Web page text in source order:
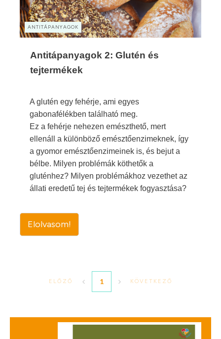
ANTITÁPANYAGOK
Antitápanyagok 2: Glutén és
tejtermékek
A glutén egy fehérje, ami egyes
gabonafélékben található meg.
Ez a fehérje nehezen emészthető, mert
ellenáll a különböző emésztőenzimeknek, így
a gyomor emésztőenzimeinek is, és bejut a
bélbe. Milyen problémák köthetők a
gluténhez? Milyen problémákhoz vezethet az
állati eredetű tej és tejtermékek fogyasztása?
Elolvasom!
ELŐZŐ 1 KÖVETKEZŐ